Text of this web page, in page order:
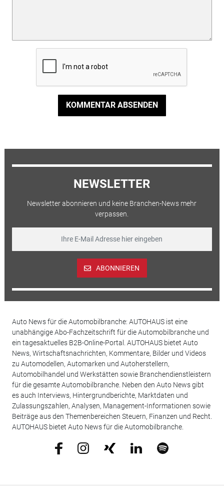
KOMMENTAR ABSENDEN
NEWSLETTER
Newsletter abonnieren und keine Branchen-News mehr
verpassen.
ABONNIEREN
Auto News für die Automobilbranche: AUTOHAUS ist eine
unabhängige Abo-Fachzeitschrift für die Automobilbranche und
ein tagesaktuelles B2B-Online-Portal. AUTOHAUS bietet Auto
News, Wirtschaftsnachrichten, Kommentare, Bilder und Videos
zu Automodellen, Automarken und Autoherstellern,
Automobilhandel und Werkstätten sowie Branchendienstleistern
für die gesamte Automobilbranche. Neben den Auto News gibt
es auch Interviews, Hintergrundberichte, Marktdaten und
Zulassungszahlen, Analysen, Management-Informationen sowie
Beiträge aus den Themenbereichen Steuern, Finanzen und Recht.
AUTOHAUS bietet Auto News für die Automobilbranche.